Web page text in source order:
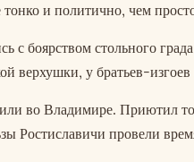
и политично, чем
с боярством стольного
верхушки, у братьев-
во Владимире. Приютил
Ростиславичи провели